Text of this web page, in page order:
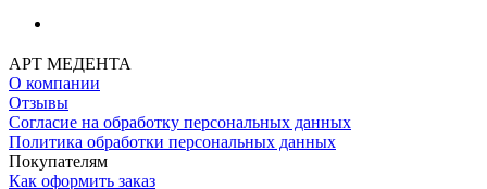
АРТ МЕДЕНТА
О компании
Отзывы
Согласие на обработку персональных данных
Политика обработки персональных данных
Покупателям
Как оформить заказ